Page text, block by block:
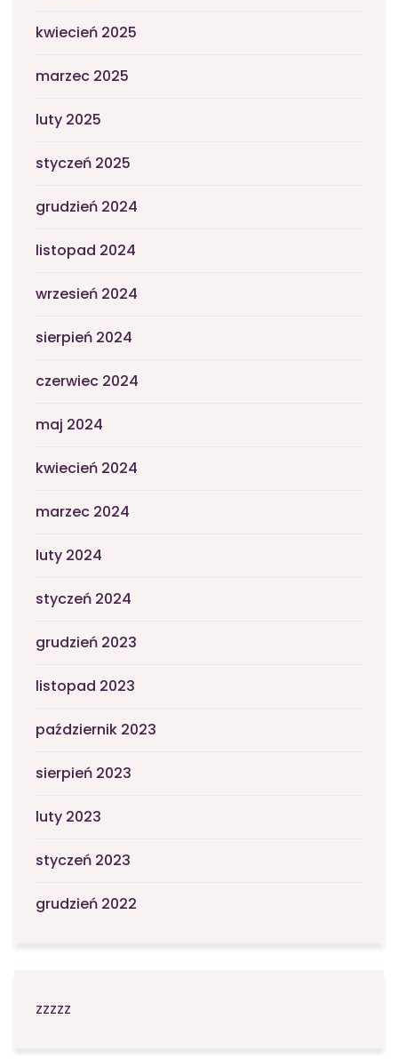
kwiecień 2025
marzec 2025
luty 2025
styczeń 2025
grudzień 2024
listopad 2024
wrzesień 2024
sierpień 2024
czerwiec 2024
maj 2024
kwiecień 2024
marzec 2024
luty 2024
styczeń 2024
grudzień 2023
listopad 2023
październik 2023
sierpień 2023
luty 2023
styczeń 2023
grudzień 2022
zzzzz